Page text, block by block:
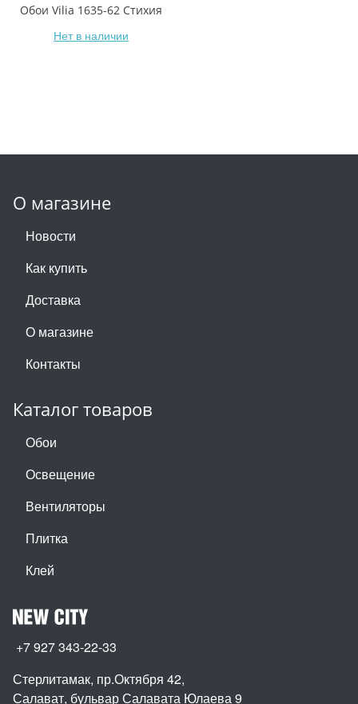
Обои Vilia 1635-62 Стихия
Нет в наличии
О магазине
Новости
Как купить
Доставка
О магазине
Контакты
Каталог товаров
Обои
Освещение
Вентиляторы
Плитка
Клей
+7 927 343-22-33
Стерлитамак, пр.Октября 42,
Салават, бульвар Салавата Юлаева 9